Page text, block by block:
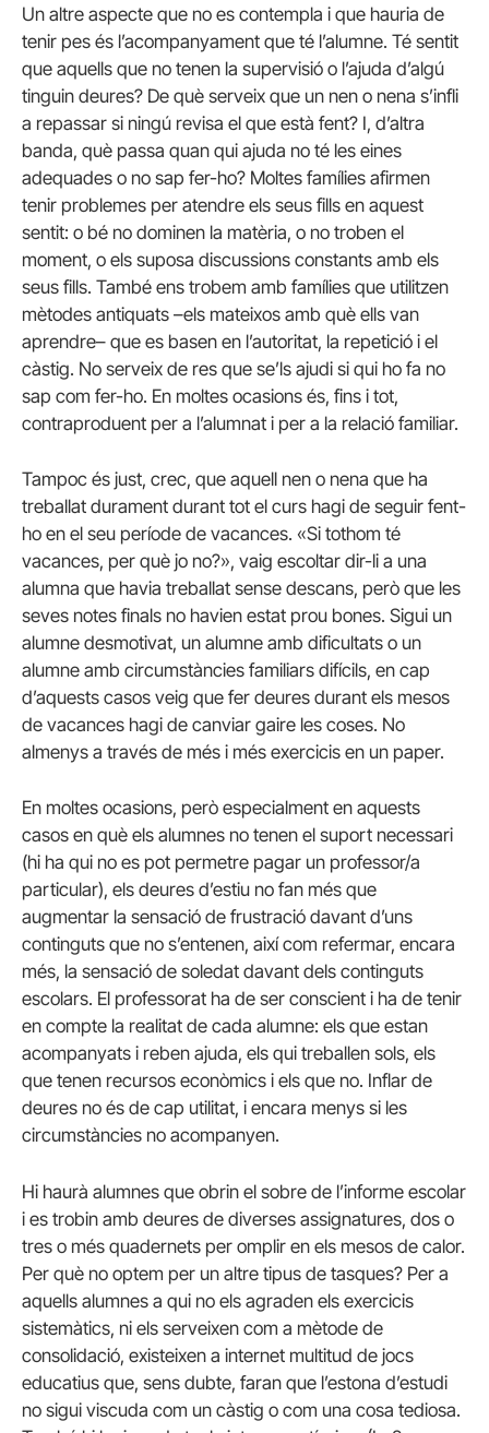
Un altre aspecte que no es contempla i que hauria de
tenir pes és l’acompanyament que té l’alumne. Té sentit
que aquells que no tenen la supervisió o l’ajuda d’algú
tinguin deures? De què serveix que un nen o nena s’infli
a repassar si ningú revisa el que està fent? I, d’altra
banda, què passa quan qui ajuda no té les eines
adequades o no sap fer-ho? Moltes famílies afirmen
tenir problemes per atendre els seus fills en aquest
sentit: o bé no dominen la matèria, o no troben el
moment, o els suposa discussions constants amb els
seus fills. També ens trobem amb famílies que utilitzen
mètodes antiquats –els mateixos amb què ells van
aprendre– que es basen en l’autoritat, la repetició i el
càstig. No serveix de res que se’ls ajudi si qui ho fa no
sap com fer-ho. En moltes ocasions és, fins i tot,
contraproduent per a l’alumnat i per a la relació familiar.
Tampoc és just, crec, que aquell nen o nena que ha
treballat durament durant tot el curs hagi de seguir fent-
ho en el seu període de vacances. «Si tothom té
vacances, per què jo no?», vaig escoltar dir-li a una
alumna que havia treballat sense descans, però que les
seves notes finals no havien estat prou bones. Sigui un
alumne desmotivat, un alumne amb dificultats o un
alumne amb circumstàncies familiars difícils, en cap
d’aquests casos veig que fer deures durant els mesos
de vacances hagi de canviar gaire les coses. No
almenys a través de més i més exercicis en un paper.
En moltes ocasions, però especialment en aquests
casos en què els alumnes no tenen el suport necessari
(hi ha qui no es pot permetre pagar un professor/a
particular), els deures d’estiu no fan més que
augmentar la sensació de frustració davant d’uns
continguts que no s’entenen, així com refermar, encara
més, la sensació de soledat davant dels continguts
escolars. El professorat ha de ser conscient i ha de tenir
en compte la realitat de cada alumne: els que estan
acompanyats i reben ajuda, els qui treballen sols, els
que tenen recursos econòmics i els que no. Inflar de
deures no és de cap utilitat, i encara menys si les
circumstàncies no acompanyen.
Hi haurà alumnes que obrin el sobre de l’informe escolar
i es trobin amb deures de diverses assignatures, dos o
tres o més quadernets per omplir en els mesos de calor.
Per què no optem per un altre tipus de tasques? Per a
aquells alumnes a qui no els agraden els exercicis
sistemàtics, ni els serveixen com a mètode de
consolidació, existeixen a internet multitud de jocs
educatius que, sens dubte, faran que l’estona d’estudi
no sigui viscuda com un càstig o com una cosa tediosa.